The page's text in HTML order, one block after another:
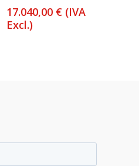
17.040,00 € (IVA
Excl.)